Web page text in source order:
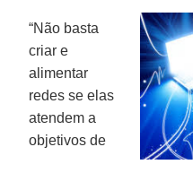
“Não basta
criar e
alimentar
redes se elas
atendem a
objetivos de